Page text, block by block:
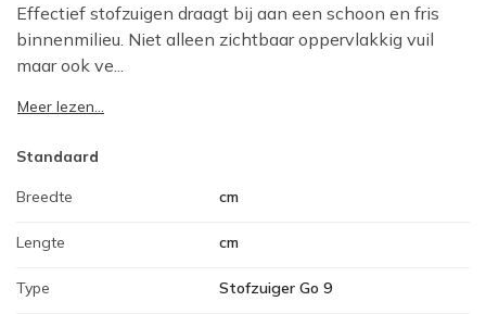
Effectief stofzuigen draagt bij aan een schoon en fris
binnenmilieu. Niet alleen zichtbaar oppervlakkig vuil
maar ook ve...
Meer lezen...
Standaard
Breedte cm
Lengte cm
Type Stofzuiger Go 9